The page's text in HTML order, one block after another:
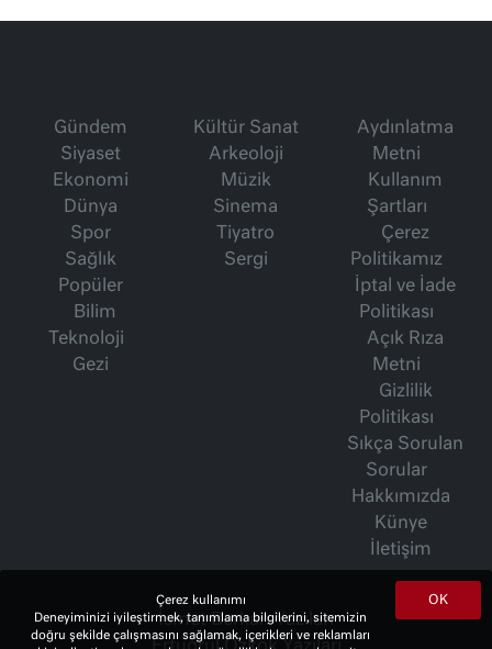
Gündem
Siyaset
Ekonomi
Dünya
Spor
Sağlık
Popüler
Bilim
Teknoloji
Gezi
Kültür Sanat
Arkeoloji
Müzik
Sinema
Tiyatro
Sergi
Aydınlatma
Metni
Kullanım
Şartları
Çerez
Politikamız
İptal ve İade
Politikası
Açık Rıza
Metni
Gizlilik
Politikası
Sıkça Sorulan
Sorular
Hakkımızda
Künye
İletişim
İsmet Berkan Yazıları
OK
Çerez kullanımı
Deneyiminizi iyileştirmek, tanımlama bilgilerini, sitemizin
doğru şekilde çalışmasını sağlamak, içerikleri ve reklamları